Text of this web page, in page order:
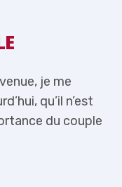
je me
qu’il n’est
du couple